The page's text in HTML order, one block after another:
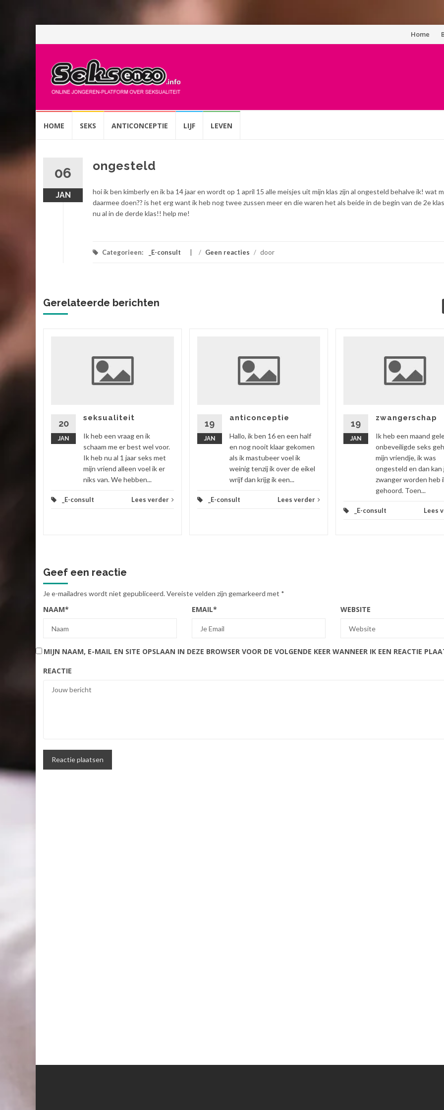
Spring
Home
naarHOME SEKS ANTICONCEPTIE LIJF LEVEN
06
JAN
ongesteld
hoi ik ben kimberly en ik ba 14 jaar en wordt op 1 april 15 alle meisjes uit mijn klas zijn al ongesteld behalve ik! wat
daarmee doen?? is het erg want ik heb nog twee zussen meer en die waren het als beide in de begin van de 2e
nu al in de derde klas!! help me!
Categorieen: _E-consult / Geen reacties / door
Gerelateerde berichten
20
JAN
seksualiteit
Ik heb een vraag en ik
schaam me er best wel voor.
Ik heb nu al 1 jaar seks met
mijn vriend alleen voel ik er
niks van. We hebben...
_E-consult Lees verder
19
JAN
anticonceptie
Hallo, ik ben 16 en een half
en nog nooit klaar gekomen
als ik mastubeer voel ik
weinig tenzij ik over de eikel
wrijf dan krijg ik een...
_E-consult Lees verder
19
JAN
zwangerschap
Ik heb een maand
onbeveiligde seks
mijn vriendje, ik was
ongesteld en dan kan
zwanger worden heb
gehoord. Toen...
_E-consult Lees
Geef een reactie
Je e-mailadres wordt niet gepubliceerd.Vereiste velden zijn gemarkeerd met *
NAAM* EMAIL* WEBSITE
MIJN NAAM, E-MAIL EN SITE OPSLAAN IN DEZE BROWSER VOOR DE VOLGENDE KEER WANNEER IK EEN REACTIE
REACTIE